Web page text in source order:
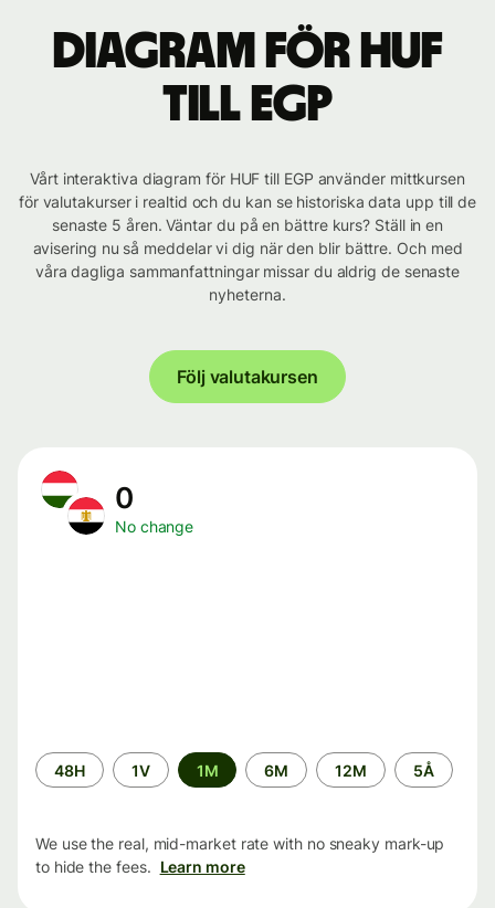
Diagram för HUF
till EGP
Vårt interaktiva diagram för HUF till EGP använder mittkursen
för valutakurser i realtid och du kan se historiska data upp till de
senaste 5 åren. Väntar du på en bättre kurs? Ställ in en
avisering nu så meddelar vi dig när den blir bättre. Och med
våra dagliga sammanfattningar missar du aldrig de senaste
nyheterna.
Följ valutakursen
0
No change
Time
period
48H 1V 1M 6M 12M 5Å
We use the real, mid-market rate with no sneaky mark-up
to hide the fees. Learn more